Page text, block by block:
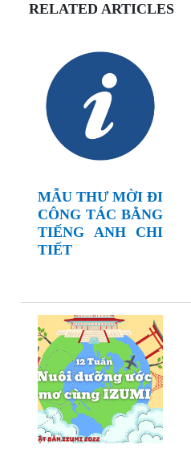
RELATED ARTICLES
MẪU THƯ MỜI ĐI
CÔNG TÁC BẰNG
TIẾNG ANH CHI
TIẾT